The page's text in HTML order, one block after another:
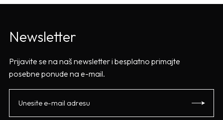
Newsletter
Prijavite se na naš newsletter i besplatno primajte
posebne ponude na e-mail.